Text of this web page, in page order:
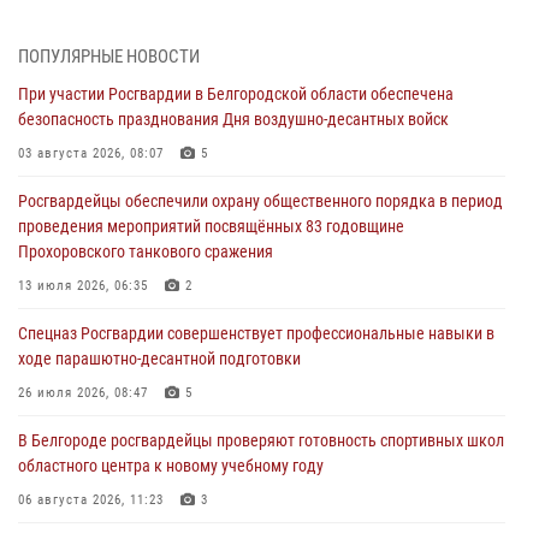
Подвиги героев‑росгвардейцев увековечили в новой музейной
экспозиции белгородского музея‑диорамы «Курская битва.
06 августа 2026, 12:05 3
В Белгороде росгвардейцы проверяют готовность спортивных школ
областного центра к новому учебному году
Росгвардия обеспечила общественную безопасность празднования
83-й годовщины освобождения г. Белгорода от немецко -
06 августа 2026, 06:54 3
Офицеры Росгвардии и ветераны войск правопорядка почтили
ПОПУЛЯРНЫЕ НОВОСТИ
При участии Росгвардии в Белгородской области обеспечена
безопасность празднования Дня воздушно-десантных войск
03 августа 2026, 08:07 5
Росгвардейцы обеспечили охрану общественного порядка в период
проведения мероприятий посвящённых 83 годовщине
Прохоровского танкового сражения
13 июля 2026, 06:35 2
Спецназ Росгвардии совершенствует профессиональные навыки в
ходе парашютно-десантной подготовки
26 июля 2026, 08:47 5
В Белгороде росгвардейцы проверяют готовность спортивных школ
областного центра к новому учебному году
06 августа 2026, 11:23 3